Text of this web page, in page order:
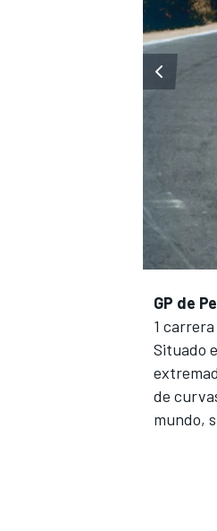
MÁS
GP de
1 carrera
Situado
de
mundo,